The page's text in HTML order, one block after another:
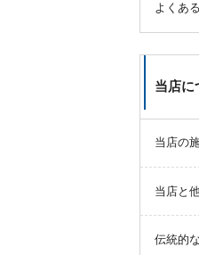
よくあ
当店に
当店の
当店と
伝統的